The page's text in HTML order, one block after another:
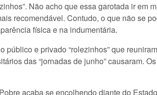
Não acho que essa garotada ir em
recomendável. Contudo, o que não se
física e na indumentária.
público e privado “rolezinhos” que
das “jornadas de junho” causaram.
acaba se encolhendo diante do